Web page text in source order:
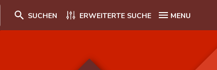
SUCHEN ERWEITERTE SUCHE MENU